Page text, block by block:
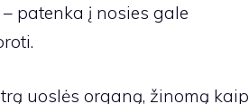
patenka į nosies gale
uoslės organą, žinomą kaip